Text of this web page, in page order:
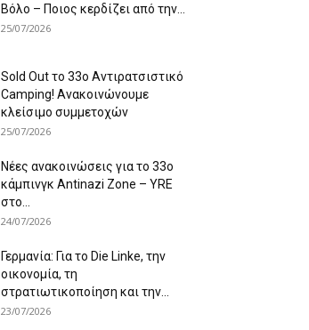
Βόλο – Ποιος κερδίζει από την...
25/07/2026
Sold Out το 33ο Αντιρατσιστικό
Camping! Ανακοινώνουμε
κλείσιμο συμμετοχών
25/07/2026
Νέες ανακοινώσεις για το 33ο
κάμπινγκ Antinazi Zone – YRE
στο...
24/07/2026
Γερμανία: Για το Die Linke, την
οικονομία, τη
στρατιωτικοποίηση και την...
23/07/2026